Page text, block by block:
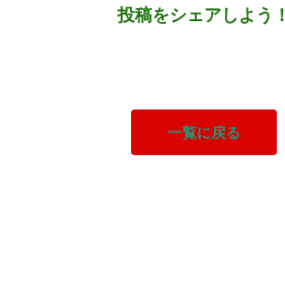
投稿をシェアしよう！
一覧に戻る